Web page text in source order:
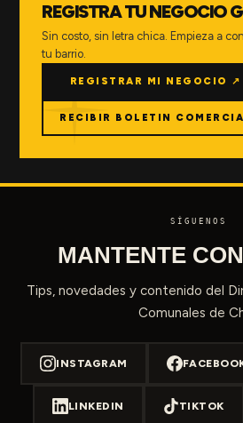
REGISTRA TU NEGOCIO
Sin costo, sin letra chica. Empieza a
tu barrio.
REGISTRAR MI NEGOCIO ↗
RECIBIR BOLETIN
SÍGUENOS
MANTENTE
Tips, novedades y contenido del
Comunales de
INSTAGRAM
LINKEDIN TIKTOK